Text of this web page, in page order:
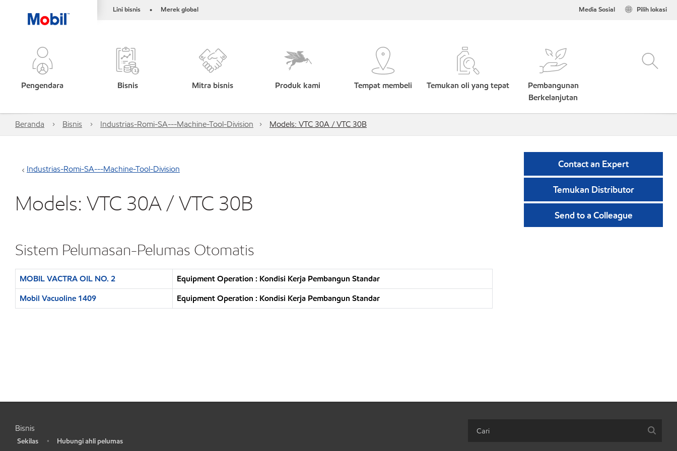
Lini bisnis • Merek global Pilih lokasi
Media Sosial
Pengendara Bisnis Mitra bisnis Produk kami Tempat membeli Temukan oli yang tepat
Pembangunan
Berkelanjutan
Beranda Bisnis Industrias-Romi-SA---Machine-Tool-Division Models: VTC 30A / VTC 30B
Industrias-Romi-SA---Machine-Tool-Division
Models: VTC 30A / VTC 30B
Sistem Pelumasan-Pelumas Otomatis
MOBIL VACTRA OIL NO. 2
Equipment Operation : Kondisi Kerja Pembangun Standar
Mobil Vacuoline 1409
Equipment Operation : Kondisi Kerja Pembangun Standar
Contact an Expert
Temukan Distributor
Send to a Colleague
Bisnis
Sekilas • Hubungi ahli pelumas